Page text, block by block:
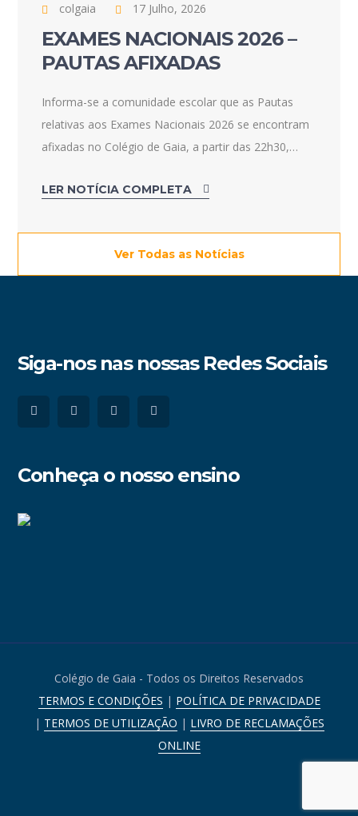
colgaia 17 Julho, 2026
EXAMES NACIONAIS 2026 –
PAUTAS AFIXADAS
Informa-se a comunidade escolar que as Pautas
relativas aos Exames Nacionais 2026 se encontram
afixadas no Colégio de Gaia, a partir das 22h30,…
LER NOTÍCIA COMPLETA
Ver Todas as Notícias
Siga-nos nas nossas Redes Sociais
Conheça o nosso ensino
Colégio de Gaia - Todos os Direitos Reservados
TERMOS E CONDIÇÕES | POLÍTICA DE PRIVACIDADE
| TERMOS DE UTILIZAÇÃO | LIVRO DE RECLAMAÇÕES
ONLINE